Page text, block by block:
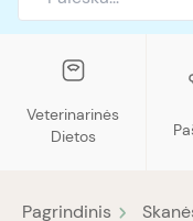
Veterinarinės
Dietos
Pagrindinis